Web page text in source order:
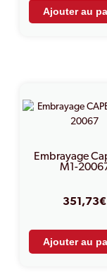
Ajouter au
Embrayage
M1-
351,73€
Ajouter au